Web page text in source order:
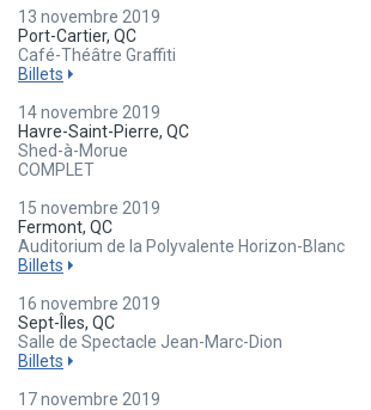
13 novembre 2019
Port-Cartier, QC
Café-Théâtre Graffiti
Billets
14 novembre 2019
Havre-Saint-Pierre, QC
Shed-à-Morue
COMPLET
15 novembre 2019
Fermont, QC
Auditorium de la Polyvalente Horizon-Blanc
Billets
16 novembre 2019
Sept-Îles, QC
Salle de Spectacle Jean-Marc-Dion
Billets
17 novembre 2019